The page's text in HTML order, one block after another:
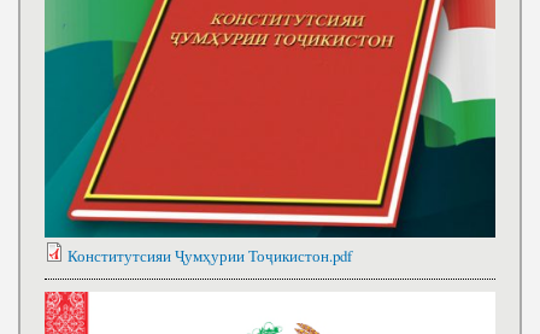
Конститутсияи Ҷумҳурии Тоҷикистон.pdf